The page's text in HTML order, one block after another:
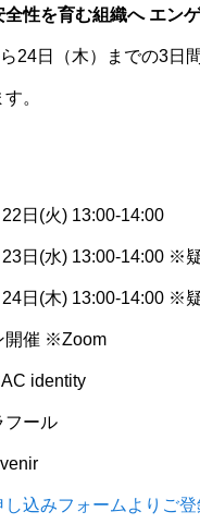
全性を育む組織へ エン
24日（木）までの3日
。
日(火) 13:00-14:00
) 13:00-14:00 ※疑
) 13:00-14:00 ※疑
催 ※Zoom
identity
ル
し込みフォームよりご